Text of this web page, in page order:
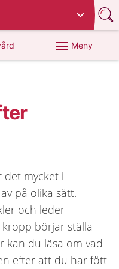
Meny
mycket i
på olika sätt.
och leder
börjar ställa
kan du läsa om vad
efter att du har fött